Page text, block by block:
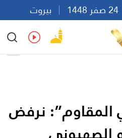
بيروت
Ar
المقاوم”: نرفض